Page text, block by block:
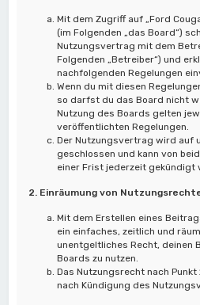
Mit dem Zugriff auf „Ford
(im Folgenden „das Board“)
Nutzungsvertrag mit dem
Folgenden „Betreiber“) und
nachfolgenden Regelungen
Wenn du mit diesen
so darfst du das Board nicht
Nutzung des Boards gelten
veröffentlichten Regelungen.
Der Nutzungsvertrag wird auf
geschlossen und kann von
einer Frist jederzeit gekündigt
2. Einräumung von
Mit dem Erstellen eines
ein einfaches, zeitlich und
unentgeltliches Recht, deinen
Boards zu nutzen.
Das Nutzungsrecht nach
nach Kündigung des